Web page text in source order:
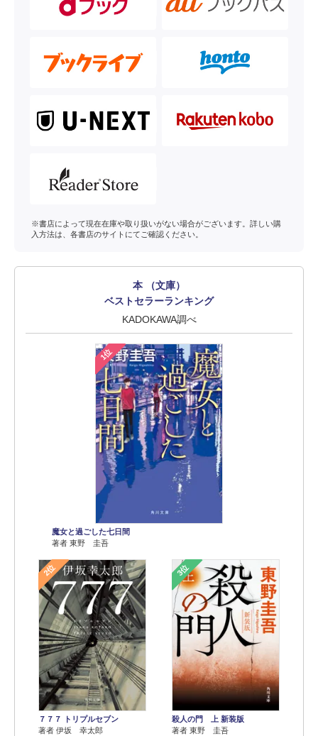
※書店によって現在在庫や取り扱いがない場合がございます。詳しい購
入方法は、各書店のサイトにてご確認ください。
本 （文庫）
ベストセラーランキング
KADOKAWA調べ
1位
魔女と過ごした七日間
著者 東野 圭吾
2位
７７７ トリプルセブン
著者 伊坂 幸太郎
3位
殺人の門 上 新装版
著者 東野 圭吾